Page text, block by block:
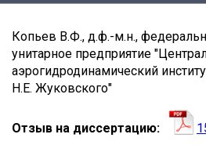
САГОМОНОВА
ВАЛЕРИЯ
АНДРЕЕВНА
Копьев В.Ф., д.ф.-м.н.,
унитарное предприятие
аэрогидродинамический
Н.Е. Жуковского"
Отзыв на диссертацию